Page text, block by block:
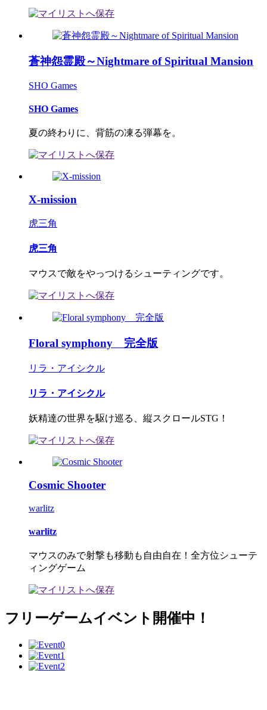
蒼神怨霊殿～Nightmare of Spiritual Mansion
SHO Games
SHO Games
夏の終わりに、背筋の凍る弾幕を。
X-mission
虎三角
虎三角
マウスで敵をやっつけるシューティングです。
Floral symphony 完全版
リラ・アイシクル
リラ・アイシクル
妖精達の世界を駆け巡る、縦スクロールSTG！
Cosmic Shooter
warlitz
warlitz
マウスのみで射撃も移動も自由自在！全方位シューテ
ィングゲーム
フリーゲームイベント開催中！